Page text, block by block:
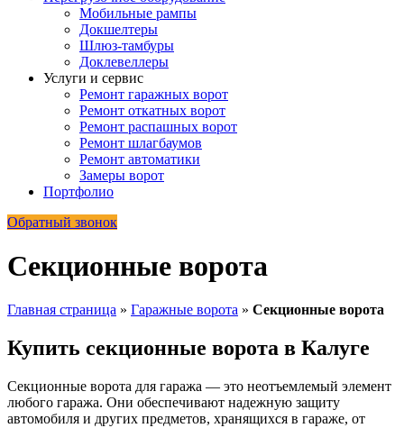
Мобильные рампы
Докшелтеры
Шлюз-тамбуры
Доклевеллеры
Услуги и сервис
Ремонт гаражных ворот
Ремонт откатных ворот
Ремонт распашных ворот
Ремонт шлагбаумов
Ремонт автоматики
Замеры ворот
Портфолио
Обратный звонок
Cекционные ворота
Главная страница » Гаражные ворота » Cекционные ворота
Купить секционные ворота в Калуге
Секционные ворота для гаража — это неотъемлемый элемент
любого гаража. Они обеспечивают надежную защиту
автомобиля и других предметов, хранящихся в гараже, от